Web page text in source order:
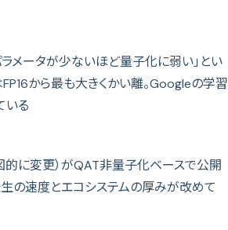
メータが少ないほど量子化に弱い」とい
から最も大きくかい離。Googleの学習
いる
的に変更）がQAT非量子化ベースで公開
の速度とエコシステムの厚みが改めて